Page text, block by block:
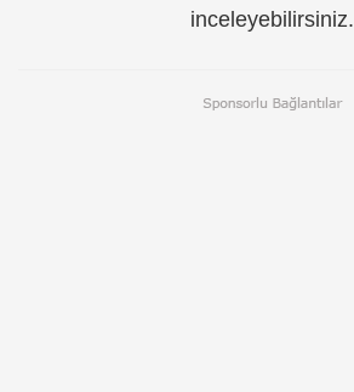
inceleyebilirsiniz.